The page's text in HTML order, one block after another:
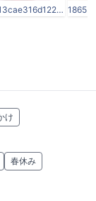
18653-254-1cb013cae316d12232f31c15b5983261-566x378.jpg
け
春休み